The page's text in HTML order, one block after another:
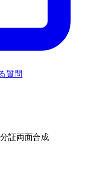
質問
証両面合成